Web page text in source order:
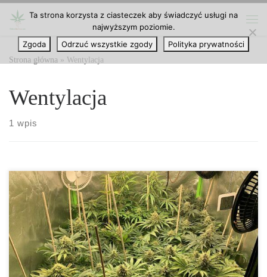
Przejdź do treści
Strona główna » Wentylacja
Wentylacja
1 wpis
Uprawa konopi indoor – na co zwrócić uwagę? Konopie uprawiać
można na świeżym powietrzu (metoda outdoor) lub w
zamkniętych pomieszczeniach (indoor). Drugi z wymienionych
przypadków charakteryzuje się znacznie lepszą kontrolą warunków
rozwoju roślin. Dzięki temu uzyskany susz ma znacznie lepsze
właściwości, z których można w pełni skorzystać. Ponadto, przy
Ta strona korzysta z ciasteczek aby świadczyć usługi na
najwyższym poziomie.
Zgoda
Odrzuć wszystkie zgody Polityka prywatności